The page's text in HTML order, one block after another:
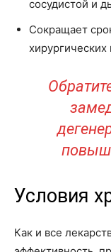
сосудистой и
Сокращает
Условия
Как и все